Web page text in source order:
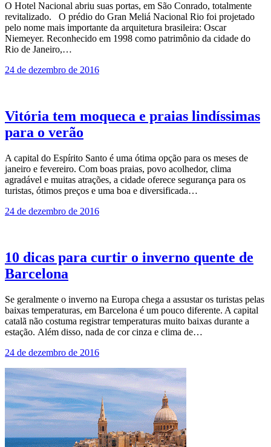
O Hotel Nacional abriu suas portas, em São Conrado, totalmente
revitalizado. O prédio do Gran Meliá Nacional Rio foi projetado
pelo nome mais importante da arquitetura brasileira: Oscar
Niemeyer. Reconhecido em 1998 como patrimônio da cidade do
Rio de Janeiro,…
24 de dezembro de 2016
Vitória tem moqueca e praias lindíssimas
para o verão
A capital do Espírito Santo é uma ótima opção para os meses de
janeiro e fevereiro. Com boas praias, povo acolhedor, clima
agradável e muitas atrações, a cidade oferece segurança para os
turistas, ótimos preços e uma boa e diversificada…
24 de dezembro de 2016
10 dicas para curtir o inverno quente de
Barcelona
Se geralmente o inverno na Europa chega a assustar os turistas pelas
baixas temperaturas, em Barcelona é um pouco diferente. A capital
catalã não costuma registrar temperaturas muito baixas durante a
estação. Além disso, nada de cor cinza e clima de…
24 de dezembro de 2016